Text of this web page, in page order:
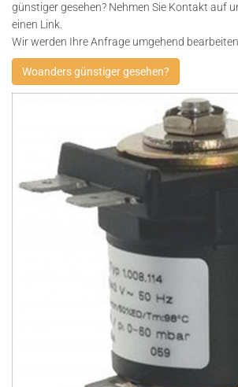
günstiger gesehen? Nehmen Sie Kontakt auf
einen Link.
Wir werden Ihre Anfrage umgehend bearbeiten.
Woanders günstiger gesehen?